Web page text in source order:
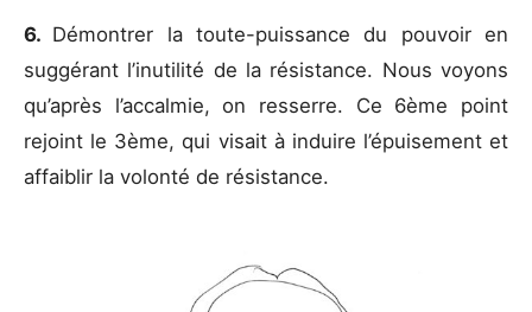
6. Démontrer la toute-puissance du pouvoir en
suggérant l’inutilité de la résistance. Nous voyons
qu’après l’accalmie, on resserre. Ce 6ème point
rejoint le 3ème, qui visait à induire l’épuisement et
affaiblir la volonté de résistance.